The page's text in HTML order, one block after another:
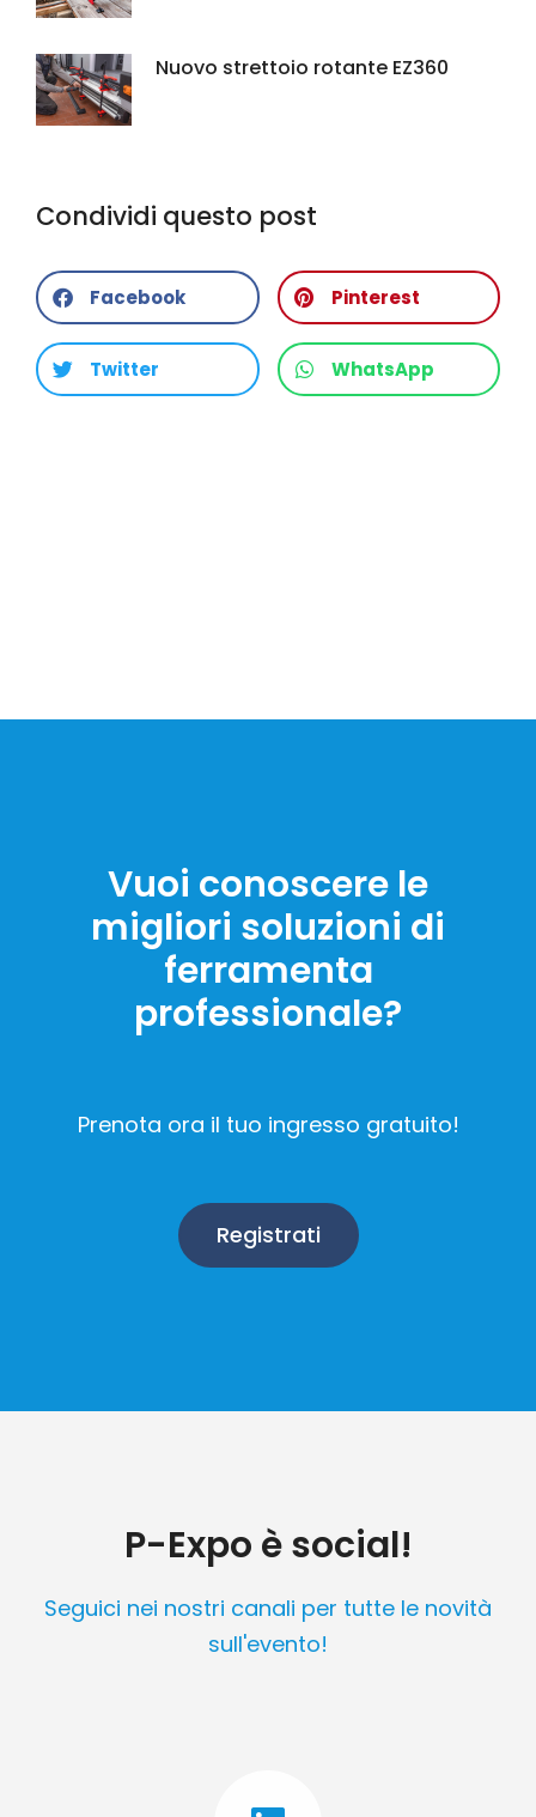
Nuovo strettoio rotante EZ360
Condividi questo post
Facebook Pinterest
Twitter WhatsApp
Vuoi conoscere le
migliori soluzioni di
ferramenta
professionale?
Prenota ora il tuo ingresso gratuito!
Registrati
P-Expo è social!
Seguici nei nostri canali per tutte le novità
sull'evento!